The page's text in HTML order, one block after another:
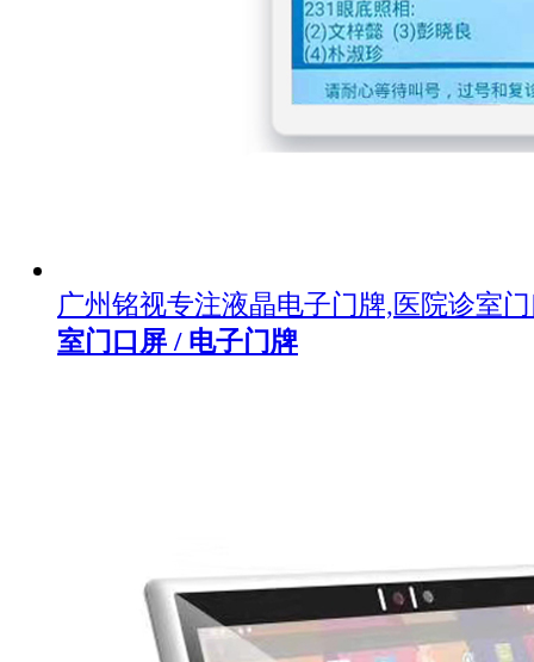
广州铭视专注液晶电子门牌,医院诊室
室门口屏 / 电子门牌